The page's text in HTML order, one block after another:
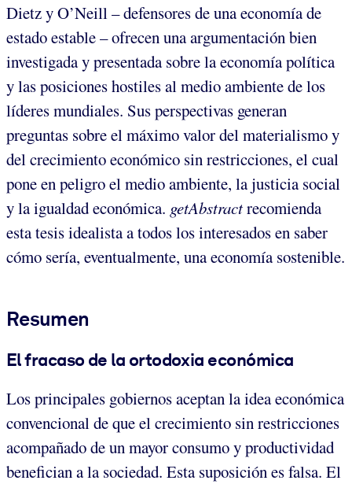
Dietz y O’Neill – defensores de una economía de
estado estable – ofrecen una argumentación bien
investigada y presentada sobre la economía política
y las posiciones hostiles al medio ambiente de los
líderes mundiales. Sus perspectivas generan
preguntas sobre el máximo valor del materialismo y
del crecimiento económico sin restricciones, el cual
pone en peligro el medio ambiente, la justicia social
y la igualdad económica. getAbstractrecomienda
esta tesis idealista a todos los interesados en saber
cómo sería, eventualmente, una economía sostenible.
Resumen
El fracaso de la ortodoxia económica
Los principales gobiernos aceptan la idea económica
convencional de que el crecimiento sin restricciones
acompañado de un mayor consumo y productividad
benefician a la sociedad. Esta suposición es falsa. El